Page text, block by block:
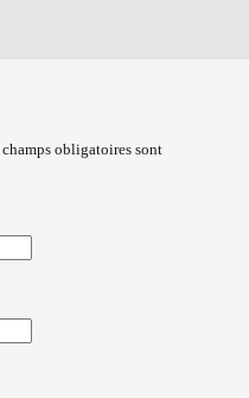
champs obligatoires sont